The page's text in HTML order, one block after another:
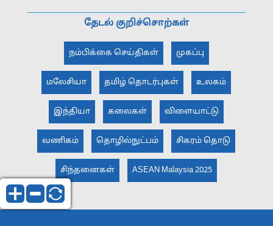
தேடல் குறிச்சொற்கள்
நம்பிக்கை செய்திகள் முகப்பு
மலேசியா தமிழ் தொடர்புகள் உலகம்
இந்தியா கலைகள் விளையாட்டு
வணிகம் தொழில்நுட்பம் சிகரம் தொடு
சிந்தனைகள் ASEAN Malaysia 2025